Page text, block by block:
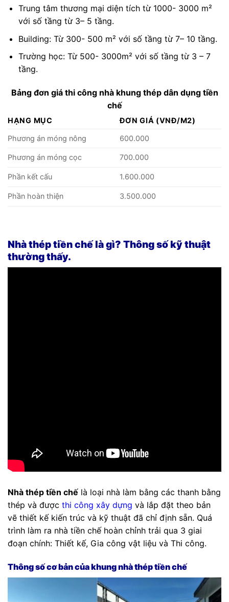
Trung tâm thương mại diện tích từ 1000- 3000 m²
với số tầng từ 3– 5 tầng.
Building: Từ 300- 500 m² với số tầng từ 7– 10 tầng.
Trường học: Từ 500- 3000m² với số tầng từ 3 – 7
tầng.
Bảng đơn giá thi công nhà khung thép dân dụng tiền
chế
HẠNG MỤC ĐƠN GIÁ (VNĐ/M2)
Phương án móng nông 600.000
Phương án móng cọc 700.000
Phần kết cấu 1.600.000
Phần hoàn thiện 3.500.000
Nhà thép tiền chế là gì? Thông số kỹ thuật
thường thấy.
Nhà thép tiền chế là loại nhà làm bằng các thanh bằng
thép và được thi công xây dựng và lắp đặt theo bản
vẽ thiết kế kiến trúc và kỹ thuật đã chỉ định sẵn. Quá
trình làm ra nhà tiền chế hoàn chỉnh trải qua 3 giai
đoạn chính: Thiết kế, Gia công vật liệu và Thi công.
Thông số cơ bản của khung nhà thép tiền chế